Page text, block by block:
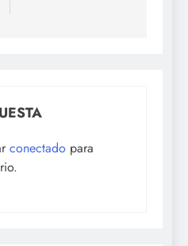
conectado para